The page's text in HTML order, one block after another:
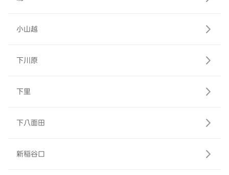
小山越
下川原
下里
下八面田
新稲谷口